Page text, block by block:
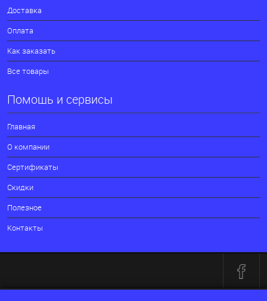
Доставка
Оплата
Как заказать
Все товары
Помощь и сервисы
Главная
О компании
Сертификаты
Скидки
Полезное
Контакты